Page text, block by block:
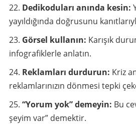
Dedikoduları anında kesin:
yayıldığında doğrusunu
Görsel kullanın: Karışık
infografiklerle anlatın.
Reklamları durdurun: Kriz
reklamlarınızın dönmesi tepki
“Yorum yok” demeyin: Bu
şeyim var” demektir.